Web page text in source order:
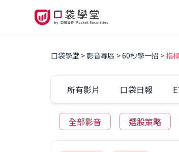
口袋學堂 影音專區 60秒學一招 指
所有影片 口袋日報
全部影音 選股策略